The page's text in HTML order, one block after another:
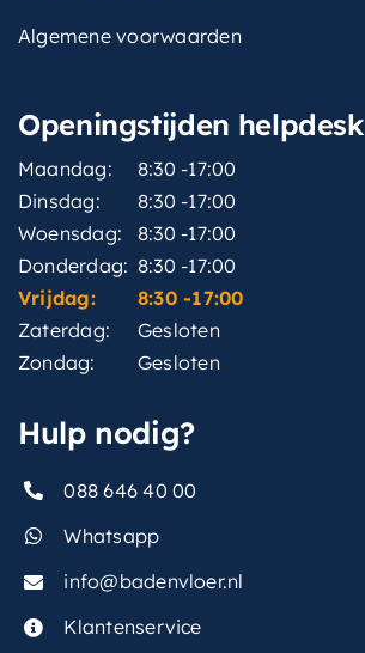
Algemene voorwaarden
Openingstijden helpdesk
Maandag:
8:30 -17:00
Dinsdag:
8:30 -17:00
Woensdag:
8:30 -17:00
Donderdag: 8:30 -17:00
Vrijdag:
8:30 -17:00
Zaterdag:
Gesloten
Zondag:
Gesloten
Hulp nodig?
088 646 40 00
Whatsapp
info@badenvloer.nl
Klantenservice